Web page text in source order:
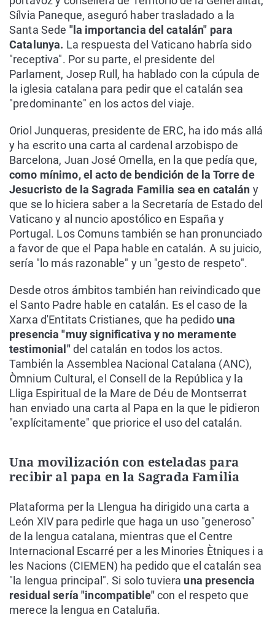
Sílvia Paneque, aseguró haber trasladado a la
Santa Sede "la importancia del catalán" para
Catalunya. La respuesta del Vaticano habría sido
"receptiva". Por su parte, el presidente del
Parlament, Josep Rull, ha hablado con la cúpula de
la iglesia catalana para pedir que el catalán sea
"predominante" en los actos del viaje.
Oriol Junqueras, presidente de ERC, ha ido más allá
y ha escrito una carta al cardenal arzobispo de
Barcelona, Juan José Omella, en la que pedía que,
como mínimo, el acto de bendición de la Torre de
Jesucristo de la Sagrada Familia sea en catalán y
que se lo hiciera saber a la Secretaría de Estado del
Vaticano y al nuncio apostólico en España y
Portugal. Los Comuns también se han pronunciado
a favor de que el Papa hable en catalán. A su juicio,
sería "lo más razonable" y un "gesto de respeto".
Desde otros ámbitos también han reivindicado que
el Santo Padre hable en catalán. Es el caso de la
Xarxa d'Entitats Cristianes, que ha pedido una
presencia "muy significativa y no meramente
testimonial"del catalán en todos los actos.
También la Assemblea Nacional Catalana (ANC),
Òmnium Cultural, el Consell de la República y la
Lliga Espiritual de la Mare de Déu de Montserrat
han enviado una carta al Papa en la que le pidieron
"explícitamente" que priorice el uso del catalán.
Una movilización con esteladas para
recibir al papa en la Sagrada Familia
Plataforma per la Llengua ha dirigido una carta a
León XIV para pedirle que haga un uso "generoso"
de la lengua catalana, mientras que el Centre
Internacional Escarré per a les Minories Ètniques i a
les Nacions (CIEMEN) ha pedido que el catalán sea
"la lengua principal". Si solo tuviera una presencia
residual sería "incompatible"con el respeto que
merece la lengua en Cataluña.